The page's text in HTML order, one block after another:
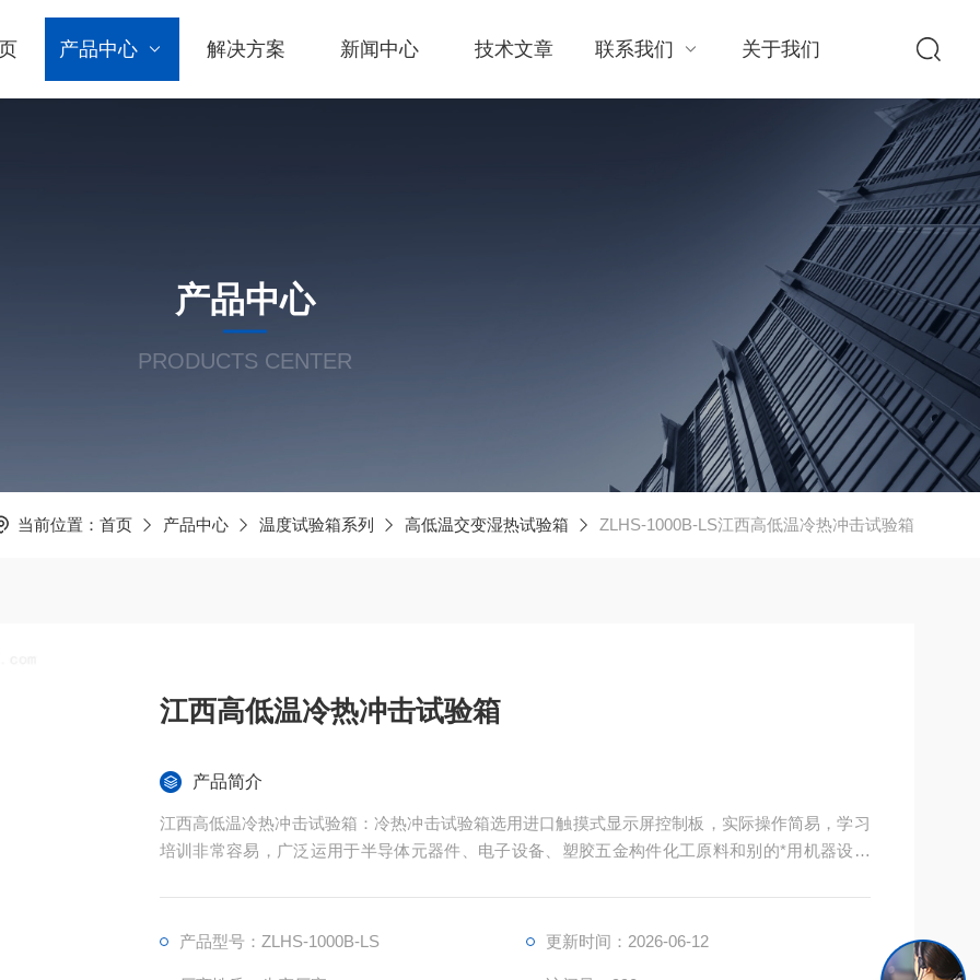
产品中心 解决方案 新闻中心 技术文章 联系我们 关于我们
产品中心
PRODUCTS CENTER
当前位置： 首页 产品中心 温度试验箱系列 高低温交变湿热试验箱 ZLHS-1000B-LS江西高低温冷热冲击试验箱
江西高低温冷热冲击试验箱
产品简介
江西高低温冷热冲击试验箱：冷热冲击试验箱选用进口触摸式显示屏控制板，实际操作简易，学习
培训非常容易，广泛运用于半导体元器件、电子设备、塑胶五金构件化工原料和别的*用机器设备
产品型号：ZLHS-1000B-LS 更新时间：2026-06-12